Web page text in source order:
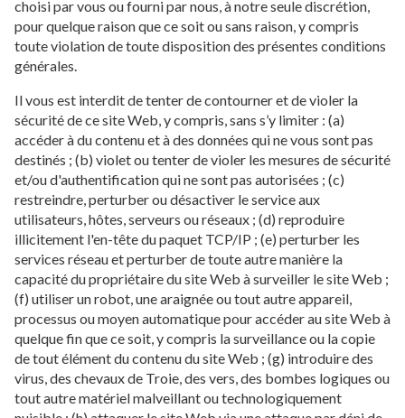
choisi par vous ou fourni par nous, à notre seule discrétion,
pour quelque raison que ce soit ou sans raison, y compris
toute violation de toute disposition des présentes conditions
générales.
Il vous est interdit de tenter de contourner et de violer la
sécurité de ce site Web, y compris, sans s’y limiter : (a)
accéder à du contenu et à des données qui ne vous sont pas
destinés ; (b) violet ou tenter de violer les mesures de sécurité
et/ou d'authentification qui ne sont pas autorisées ; (c)
restreindre, perturber ou désactiver le service aux
utilisateurs, hôtes, serveurs ou réseaux ; (d) reproduire
illicitement l'en-tête du paquet TCP/IP ; (e) perturber les
services réseau et perturber de toute autre manière la
capacité du propriétaire du site Web à surveiller le site Web ;
(f) utiliser un robot, une araignée ou tout autre appareil,
processus ou moyen automatique pour accéder au site Web à
quelque fin que ce soit, y compris la surveillance ou la copie
de tout élément du contenu du site Web ; (g) introduire des
virus, des chevaux de Troie, des vers, des bombes logiques ou
tout autre matériel malveillant ou technologiquement